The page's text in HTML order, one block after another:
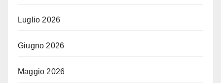
Luglio 2026
Giugno 2026
Maggio 2026